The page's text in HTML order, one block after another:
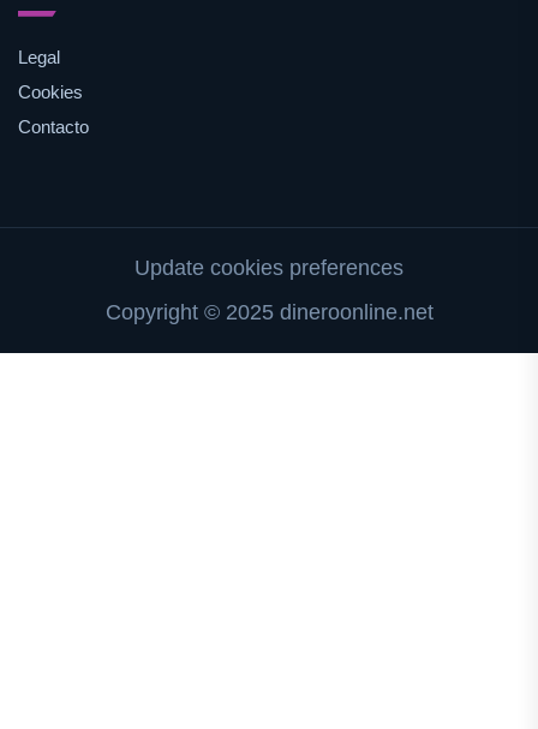
Legal
Cookies
Contacto
Update cookies preferences
Copyright © 2025 dineroonline.net